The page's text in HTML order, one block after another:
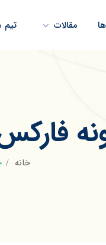
مقالات تیم
فارکس
خانه